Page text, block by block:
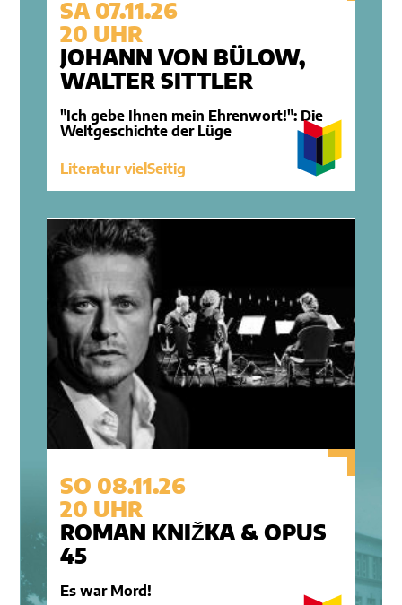
SA 07.11.26
20 UHR
JOHANN VON BÜLOW,
WALTER SITTLER
"Ich gebe Ihnen mein Ehrenwort!": Die
Weltgeschichte der Lüge
Literatur vielSeitig
SO 08.11.26
20 UHR
ROMAN KNIŽKA & OPUS
45
Es war Mord!